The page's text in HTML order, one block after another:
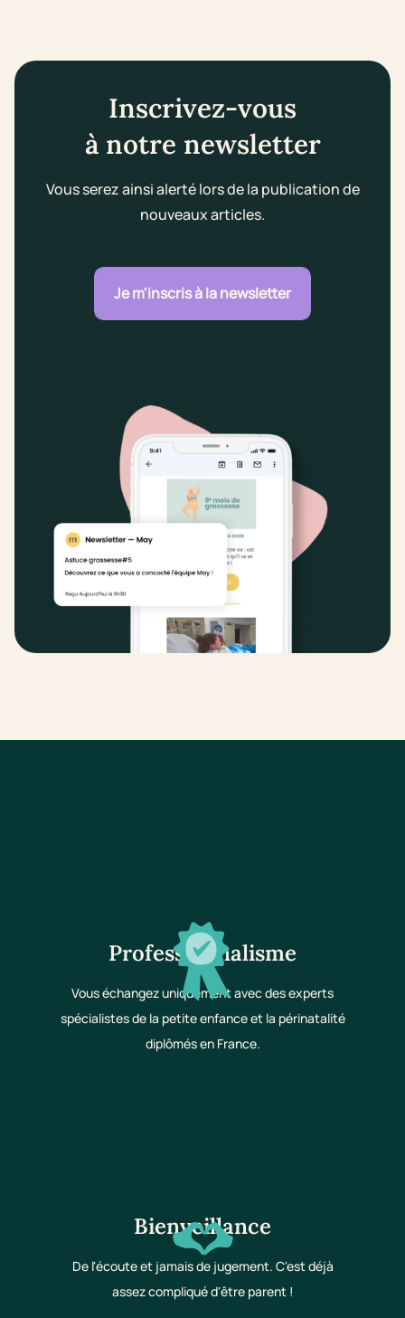
Inscrivez-vous
à notre newsletter
Vous serez ainsi alerté lors de la publication de
nouveaux articles.
Je m'inscris à la newsletter
Professionnalisme
Vous échangez uniquement avec des experts
spécialistes de la petite enfance et la périnatalité
diplômés en France.
Bienveillance
De l'écoute et jamais de jugement. C'est déjà
assez compliqué d'être parent !